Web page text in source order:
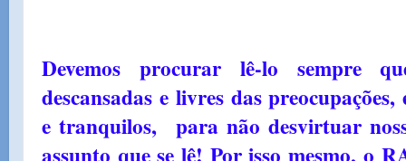
Devemos procurar lê-lo sempre
descansadas e livres das
e tranquilos, para não desvirtuar